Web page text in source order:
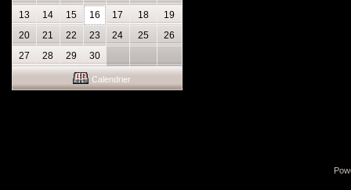
13
14 15 16 17 18
19
20
21 22 23 24 25
26
27
28 29 30
Calendrier